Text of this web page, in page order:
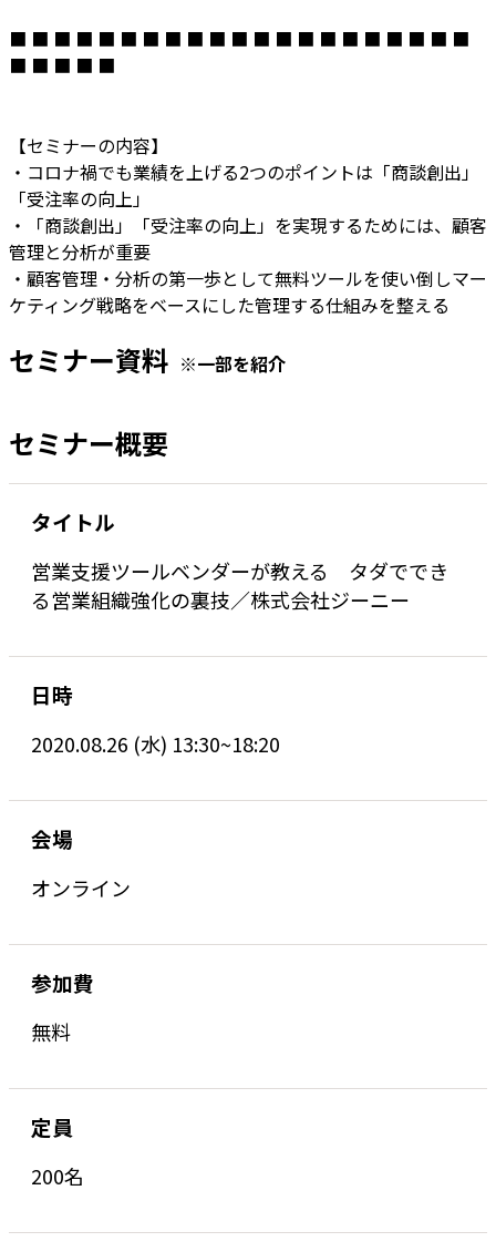
■ ■ ■ ■ ■ ■ ■ ■ ■ ■ ■ ■ ■ ■ ■ ■ ■ ■ ■ ■ ■
■ ■ ■ ■ ■
【セミナーの内容】
・コロナ禍でも業績を上げる2つのポイントは「商談創出」
「受注率の向上」
・「商談創出」「受注率の向上」を実現するためには、顧客
管理と分析が重要
・顧客管理・分析の第一歩として無料ツールを使い倒しマー
ケティング戦略をベースにした管理する仕組みを整える
セミナー資料 ※一部を紹介
セミナー概要
タイトル
営業支援ツールベンダーが教える タダででき
る営業組織強化の裏技／株式会社ジーニー
日時
2020.08.26 (水) 13:30~18:20
会場
オンライン
参加費
無料
定員
200名